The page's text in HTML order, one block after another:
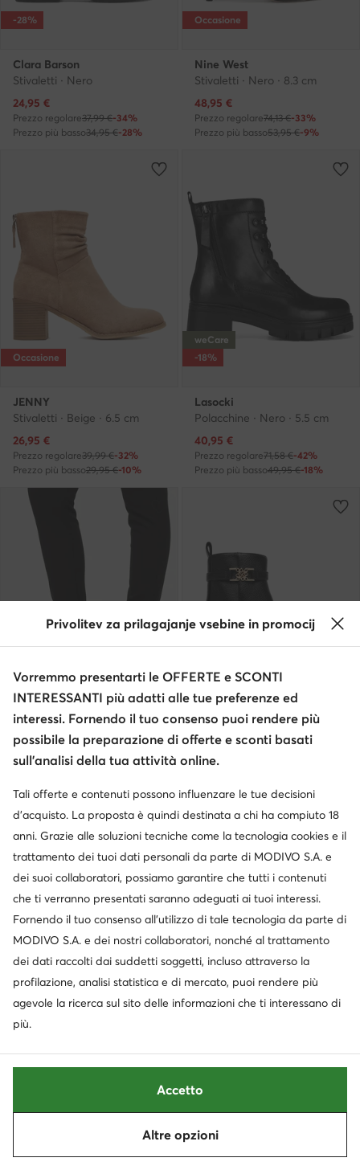
-28%
Clara Barson
Stivaletti · Nero
Prezzo attuale
24,95 €
Prezzo regolare37,99 €-34%
Prezzo più basso34,95 €-28%
Occasione
Nine West
Stivaletti · Nero · 8.3 cm
Prezzo attuale
48,95 €
Prezzo regolare74,13 €-33%
Prezzo più basso53,95 €-9%
Occasione
JENNY
Stivaletti · Beige · 6.5 cm
Prezzo attuale
26,95 €
Prezzo regolare39,99 €-32%
Prezzo più basso29,95 €-10%
weCare
-18%
Lasocki
Polacchine · Nero · 5.5 cm
Prezzo attuale
40,95 €
Prezzo regolare71,58 €-42%
Prezzo più basso49,95 €-18%
-29%
Nine West
Polacchine · Nero
Prezzo regolare79,25 €-42%
-29%
Nine West
Stivaletti · Nero
Prezzo regolare79,25 €-42%
Occasione
Prezzo attuale
53,95€
Polacchine · Nero
Prezzo attuale
20,95€
Prezzo regolare
Prezzo più basso
Privolitev za prilagajanje vsebine in promocij
Vorremmo presentarti le OFFERTE e SCONTI
INTERESSANTI più adatti alle tue preferenze ed
interessi. Fornendo il tuo consenso puoi rendere più
possibile la preparazione di offerte e sconti basati
sull’analisi della tua attività online.
Tali offerte e contenuti possono influenzare le tue decisioni
d’acquisto. La proposta è quindi destinata a chi ha compiuto 18
anni. Grazie alle soluzioni tecniche come la tecnologia cookies e il
trattamento dei tuoi dati personali da parte di MODIVO S.A. e
dei suoi collaboratori, possiamo garantire che tutti i contenuti
che ti verranno presentati saranno adeguati ai tuoi interessi.
Fornendo il tuo consenso all’utilizzo di tale tecnologia da parte di
MODIVO S.A. e dei nostri collaboratori, nonché al trattamento
dei dati raccolti dai suddetti soggetti, incluso attraverso la
profilazione, analisi statistica e di mercato, puoi rendere più
agevole la ricerca sul sito delle informazioni che ti interessano di
più.
Altre opzioni
Accetto